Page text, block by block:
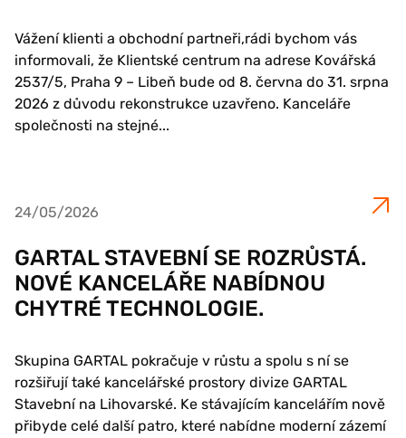
Vážení klienti a obchodní partneři,rádi bychom vás
informovali, že Klientské centrum na adrese Kovářská
2537/5, Praha 9 – Libeň bude od 8. června do 31. srpna
2026 z důvodu rekonstrukce uzavřeno. Kanceláře
společnosti na stejné...
24/05/2026
GARTAL STAVEBNÍ SE ROZRŮSTÁ.
NOVÉ KANCELÁŘE NABÍDNOU
CHYTRÉ TECHNOLOGIE.
Skupina GARTAL pokračuje v růstu a spolu s ní se
rozšiřují také kancelářské prostory divize GARTAL
Stavební na Lihovarské. Ke stávajícím kancelářím nově
přibyde celé další patro, které nabídne moderní zázemí